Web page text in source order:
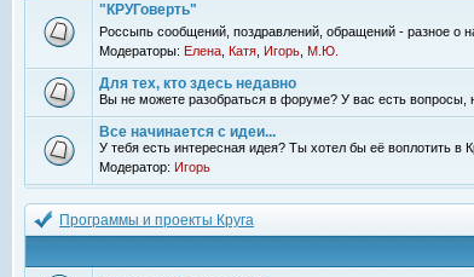
"КРУГоверть"
Россыпь сообщений, поздравлений, обращений - разное о
Модераторы: Елена Катя Игорь М.Ю.
Для тех, кто здесь недавно
Вы не можете разобраться в форуме? У вас есть
Все начинается с идеи...
У тебя есть интересная идея? Ты хотел бы её воплотить в
Модератор: Игорь
Программы и проекты Круга